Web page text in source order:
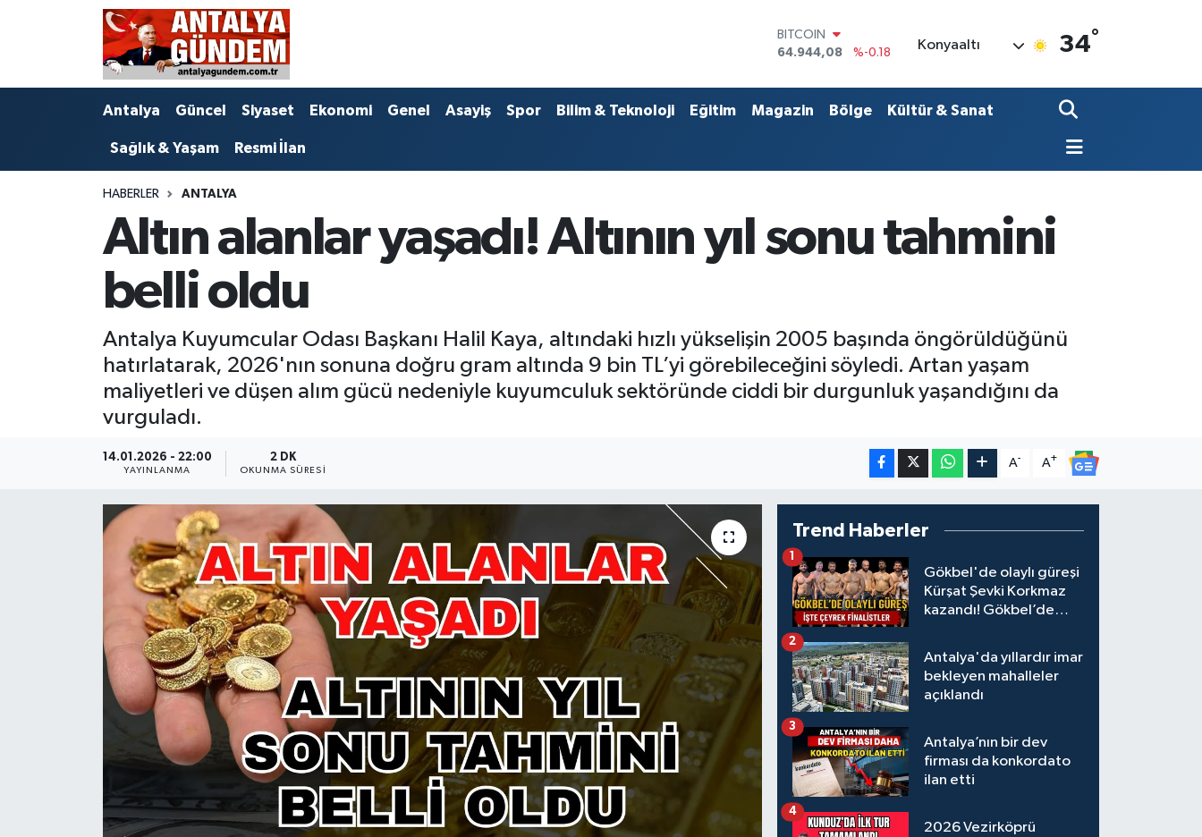
DOLAR
47,7436
%0.18
55,2510
%0.32
STERLİN
64.944,08
%-0.18
Konyaaltı 34°
Antalya Güncel Siyaset Ekonomi Genel Asayiş Spor Bilim & Teknoloji Eğitim Magazin Bölge Kültür & Sanat
Sağlık & Yaşam Resmi İlan
HABERLER ANTALYA
Altın alanlar yaşadı! Altının yıl sonu tahmini
belli oldu
Antalya Kuyumcular Odası Başkanı Halil Kaya, altındaki hızlı yükselişin 2005 başında öngörüldüğünü
hatırlatarak, 2026'nın sonuna doğru gram altında 9 bin TL’yi görebileceğini söyledi. Artan yaşam
maliyetleri ve düşen alım gücü nedeniyle kuyumculuk sektöründe ciddi bir durgunluk yaşandığını da
vurguladı.
14.01.2026 - 22:00
YAYINLANMA
2 DK
OKUNMA SÜRESI
A- A+
Trend Haberler
Gökbel'de olaylı güreşi
Kürşat Şevki Korkmaz
kazandı! Gökbel’de
Gürbüz elendi!
1
Antalya'da yıllardır imar
bekleyen mahalleler
açıklandı
2
Antalya’nın bir dev
firması da konkordato
ilan etti
3
2026 Vezirköprü
4
Antalya
Bilim & Teknoloji
EĞİTİM
Görüntülü Haber
Kültür & Sanat
Magazin
Sağlık & Yaşam
Antalya Nöbetçi Eczaneler
Antalya Hava Durumu
Antalya Namaz Vakitleri
Süper Lig Puan Durumu ve Fikstür
Tüm Manşetler
Son Dakika Haberleri
Haber Arşivi